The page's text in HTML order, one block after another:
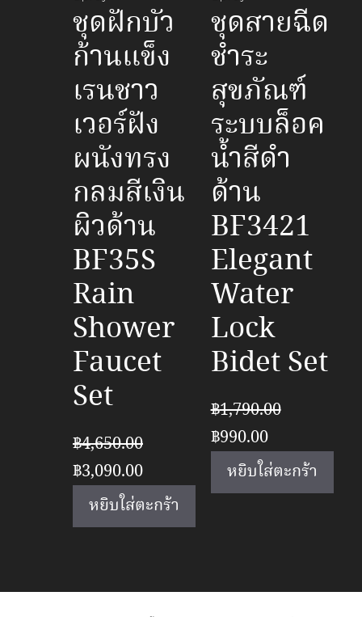
ชุดฝักบัว
ก้านแข็ง
เรนชาว
เวอร์ฝัง
ผนังทรง
กลมสีเงิน
ผิวด้าน
BF35S
Rain
Shower
Faucet
Set
฿4,650.00
Original
price
was:
฿3,090.00Current
price
is:
หยิบใส่ตะกร้า
ชุดสายฉีด
ชำระ
สุขภัณฑ์
ระบบล็อค
น้ำสีดำ
ด้าน
BF3421
Elegant
Water
Lock
Bidet Set
฿1,790.00
Original
price
was:
฿990.00Current
price
is:
หยิบใส่ตะกร้า